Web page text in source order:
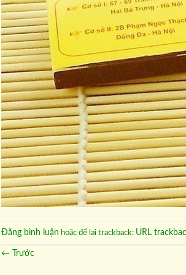
Đăng bình luận hoặc để lại trackback: URL
← Trước